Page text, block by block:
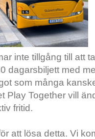
inte tillgång till att
dagarsbiljett med
som många
Play Together vill
fritid.
att lösa detta. Vi